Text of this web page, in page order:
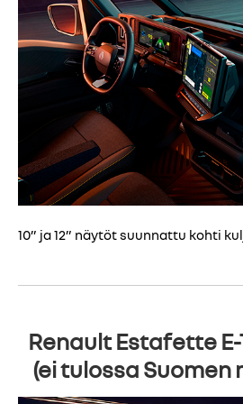
10” ja 12” näytöt suunnattu kohti
Renault Estafette
(ei tulossa Suomen